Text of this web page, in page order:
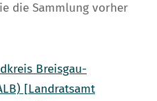
die Sammlung vorher
Breisgau-
[Landratsamt